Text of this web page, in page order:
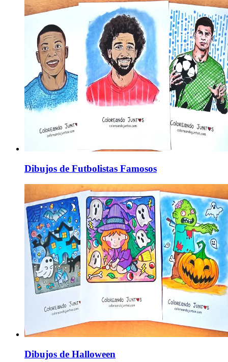
Dibujos de Futbolistas Famosos
Dibujos de Halloween